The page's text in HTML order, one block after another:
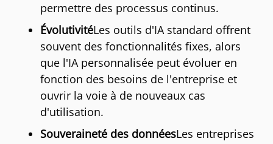
permettre des processus continus.
ÉvolutivitéLes outils d'IA standard offrent
souvent des fonctionnalités fixes, alors
que l'IA personnalisée peut évoluer en
fonction des besoins de l'entreprise et
ouvrir la voie à de nouveaux cas
d'utilisation.
Souveraineté des donnéesLes entreprises